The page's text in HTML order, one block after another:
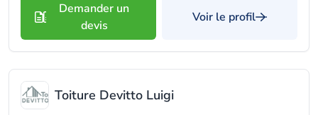
Demander un
devis
Voir le profil
Toiture Devitto Luigi